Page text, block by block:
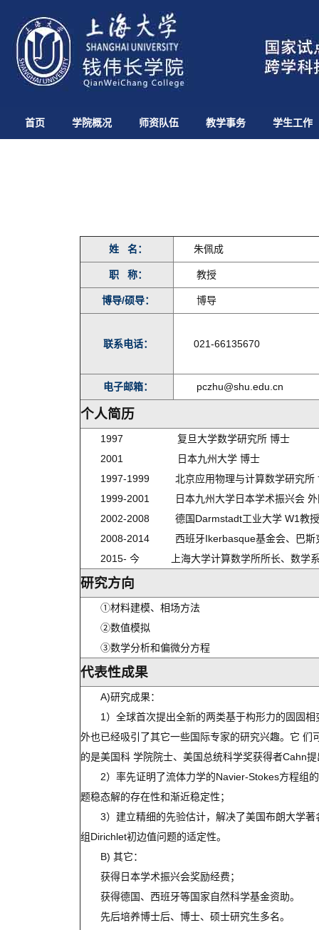
首页 学院概况 师资队伍 教学事务 学生工作
姓 名： 朱佩成
职 称： 教授
博导/硕导： 博导
联系电话： 021-66135670
电子邮箱： pczhu@shu.edu.cn
个人简历
1997 复旦大学数学研究所 博士
2001 日本九州大学 博士
1997-1999 北京应用物理与计算数学研究所
1999-2001 日本九州大学日本学术振兴会 外
2002-2008 德国Darmstadt工业大学 W1教授
2008-2014 西班牙Ikerbasque基金会、巴斯
2015- 今 上海大学计算数学所所长、数学系
研究方向
①材料建模、相场方法
②数值模拟
③数学分析和偏微分方程
代表性成果
A)研究成果：
1）全球首次提出全新的两类基于构形力的固固
外也已经吸引了其它一些国际专家的研究兴趣。它
的是美国科 学院院士、美国总统科学奖获得者Cahn
2）率先证明了流体力学的Navier-Stokes方程组
题稳态解的存在性和渐近稳定性；
3）建立精细的先验估计，解决了美国布朗大学
组Dirichlet初边值问题的适定性。
B) 其它：
获得日本学术振兴会奖励经费；
获得德国、西班牙等国家自然科学基金资助。
先后培养博士后、博士、硕士研究生多名。